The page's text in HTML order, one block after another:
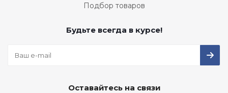
Подбор товаров
Будьте всегда в курсе!
Оставайтесь на связи